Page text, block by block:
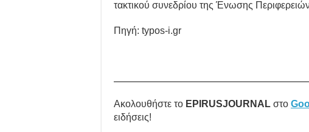
τακτικού συνεδρίου της Ένωσης
Πηγή: typos-i.gr
Ακολουθήστε το EPIRUSJOURNAL στο
ειδήσεις!